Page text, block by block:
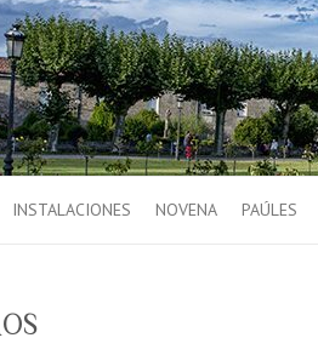
INSTALACIONES NOVENA PAÚLES